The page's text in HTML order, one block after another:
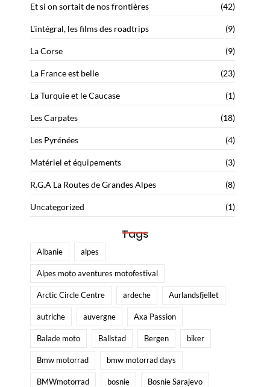
Et si on sortait de nos frontières (42)
L'intégral, les films des roadtrips (9)
La Corse (9)
La France est belle (23)
La Turquie et le Caucase (1)
Les Carpates (18)
Les Pyrénées (4)
Matériel et équipements (3)
R.G.A La Routes de Grandes Alpes (8)
Uncategorized (1)
Tags
Albanie alpes
Alpes moto aventures motofestival
Arctic Circle Centre ardeche Aurlandsfjellet
autriche auvergne Axa Passion
Balade moto Ballstad Bergen biker
Bmw motorrad bmw motorrad days
BMWmotorrad bosnie Bosnie Sarajevo